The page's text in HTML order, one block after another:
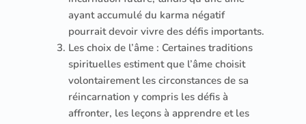
ayant accumulé du karma négatif
pourrait devoir vivre des défis importants.
Les choix de l’âme : Certaines traditions
spirituelles estiment que l’âme choisit
volontairement les circonstances de sa
réincarnation y compris les défis à
affronter, les leçons à apprendre et les